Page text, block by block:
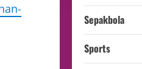
Sepakbola
Sports